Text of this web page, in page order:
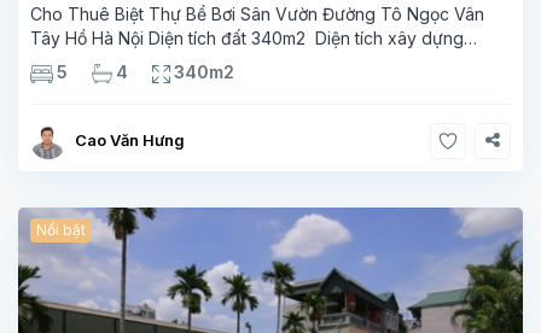
Cho Thuê Biệt Thự Bể Bơi Sân Vườn Đường Tô Ngọc Vân
Tây Hồ Hà Nội Diện tích đất 340m2 Diện tích xây dựng
110m2 Xây 3 tầng, 5 phòng ngủ 4 phòng tắm Tầng 1, ,
phòng khách , phòng bếp-1wc Tầng 2, 3
5 4 340m2
Cao Văn Hưng
Nổi bật